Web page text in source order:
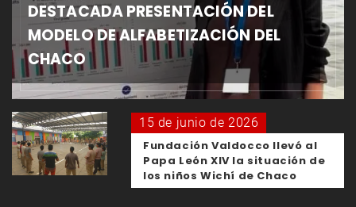
DESTACADA PRESENTACIÓN DEL
MODELO DE ALFABETIZACIÓN DEL
CHACO
15 de junio de 2026
Fundación Valdocco llevó al
Papa León XIV la situación de
los niños Wichí de Chaco